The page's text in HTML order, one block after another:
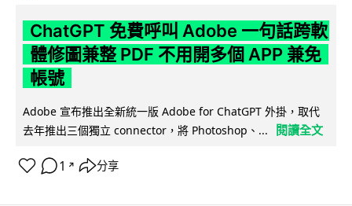
ChatGPT 免費呼叫 Adobe 一句話跨軟
體修圖兼整 PDF 不用開多個 APP 兼免
帳號
Adobe 宣布推出全新統一版 Adobe for ChatGPT 外掛，取代
去年推出三個獨立 connector，將 Photoshop、...
閱讀全文
1 ↗ 分享